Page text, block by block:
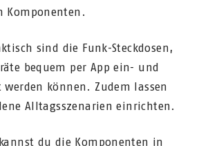
Komponenten.
sind die Funk-Steckdosen,
bequem per App ein- und
werden können. Zudem lassen
Alltagsszenarien einrichten.
du die Komponenten in